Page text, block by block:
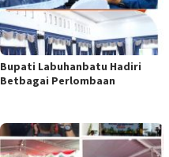
Bupati Labuhanbatu Hadiri
Betbagai Perlombaan